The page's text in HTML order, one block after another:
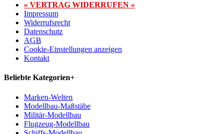
» VERTRAG WIDERRUFEN «
Impressum
Widerrufsrecht
Datenschutz
AGB
Cookie-Einstellungen anzeigen
Kontakt
Beliebte Kategorien+
Marken-Welten
Modellbau-Maßstäbe
Militär-Modellbau
Flugzeug-Modellbau